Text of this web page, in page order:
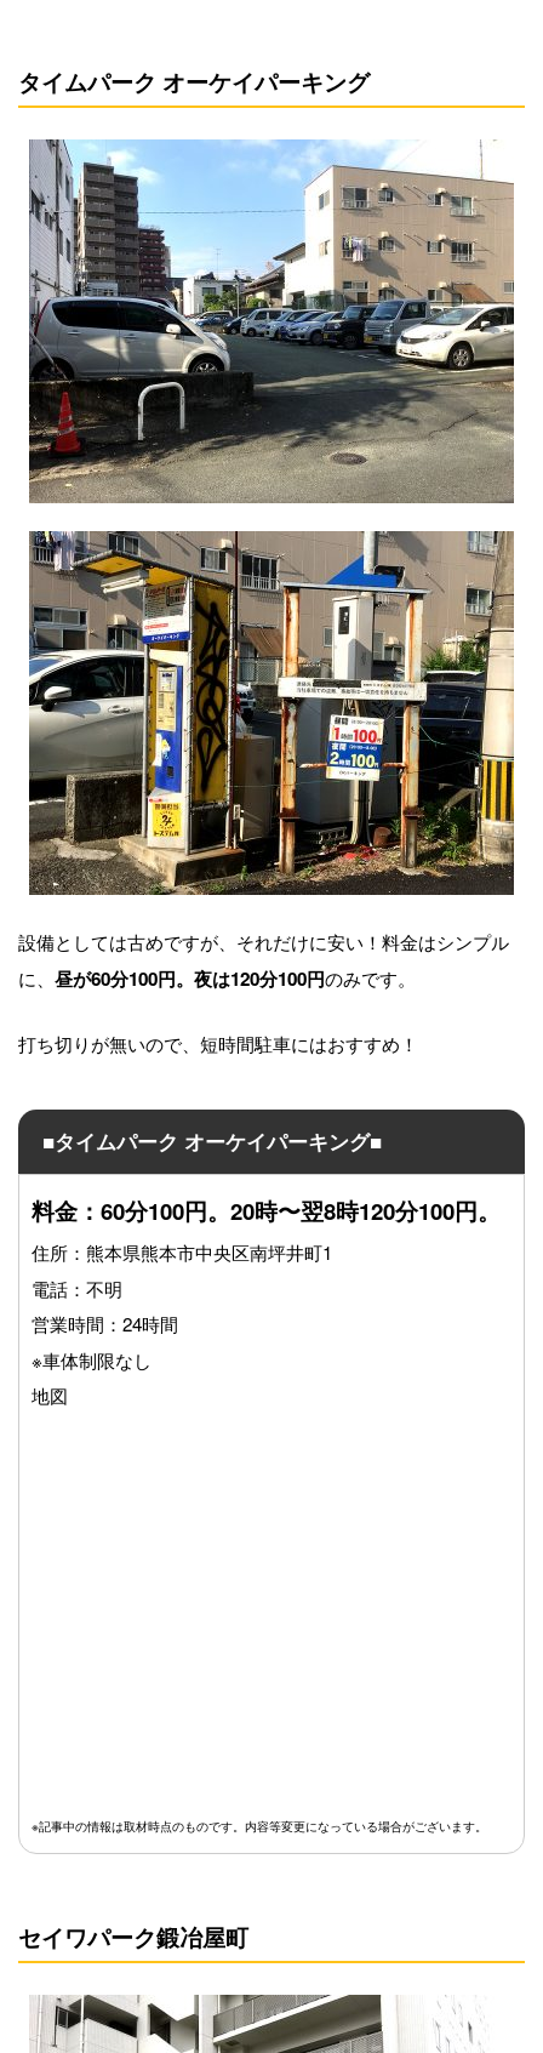
タイムパーク オーケイパーキング
設備としては古めですが、それだけに安い！料金はシンプル
に、 昼が60分100円。夜は120分100円のみです。
打ち切りが無いので、短時間駐車にはおすすめ！
■タイムパーク オーケイパーキング■
料金：60分100円。20時〜翌8時120分100円。
住所：熊本県熊本市中央区南坪井町1
電話：不明
営業時間：24時間
※車体制限なし
地図
※記事中の情報は取材時点のものです。内容等変更になっている場合がございます。
セイワパーク鍛冶屋町